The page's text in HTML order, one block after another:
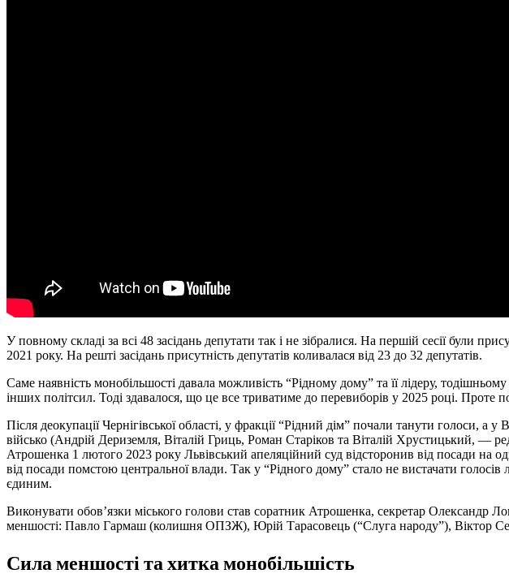
У повному складі за всі 48 засідань депутати так і не зібралися. На першій сесії були
2021 року. На решті засідань присутність депутатів коливалася від 23 до 32 депутатів.
Саме наявність монобільшості давала можливість “Рідному дому” та її лідеру,
інших політсил. Тоді здавалося, що це все триватиме до перевиборів у 2025 році. Проте
Після деокупації Чернігівської області, у фракції “Рідний дім” почали танути
військо (Андрій Дериземля, Віталій Гриць, Роман Старіков та Віталій Хрустицький, —
Атрошенка 1 лютого 2023 року Львівський апеляційний суд відсторонив від посади на
від посади помстою центральної влади. Так у “Рідного дому” стало не вистачати
єдиним.
Виконувати обов’язки міського голови став соратник Атрошенка, секретар
меншості: Павло Гармаш (колишня ОПЗЖ), Юрій Тарасовець (“Слуга народу”), Віктор
Сила меншості та хитка монобільшість